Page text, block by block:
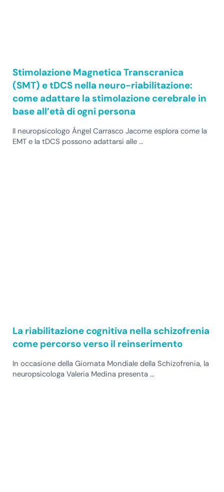
Stimolazione Magnetica Transcranica
(SMT) e tDCS nella neuro-riabilitazione:
come adattare la stimolazione cerebrale in
base all’età di ogni persona
Il neuropsicologo Ángel Carrasco Jacome esplora come la
EMT e la tDCS possono adattarsi alle …
La riabilitazione cognitiva nella schizofrenia
come percorso verso il reinserimento
In occasione della Giornata Mondiale della Schizofrenia, la
neuropsicologa Valeria Medina presenta …